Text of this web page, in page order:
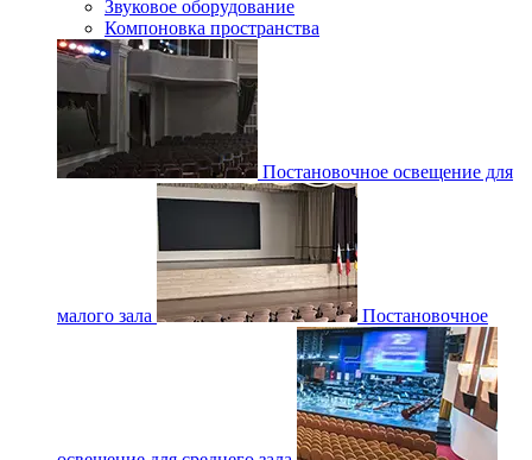
Звуковое оборудование
Компоновка пространства
Постановочное освещение для
малого зала Постановочное